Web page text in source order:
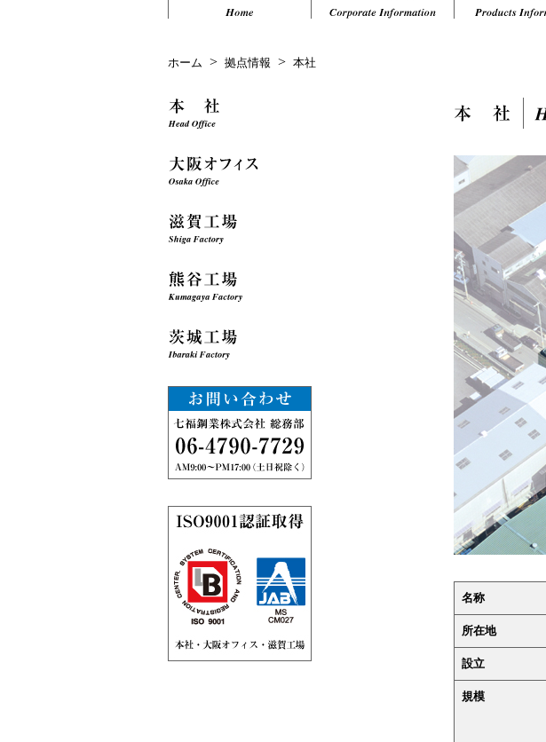
ホーム > 拠点情報 > 本社
名称
所在地
設立
規模